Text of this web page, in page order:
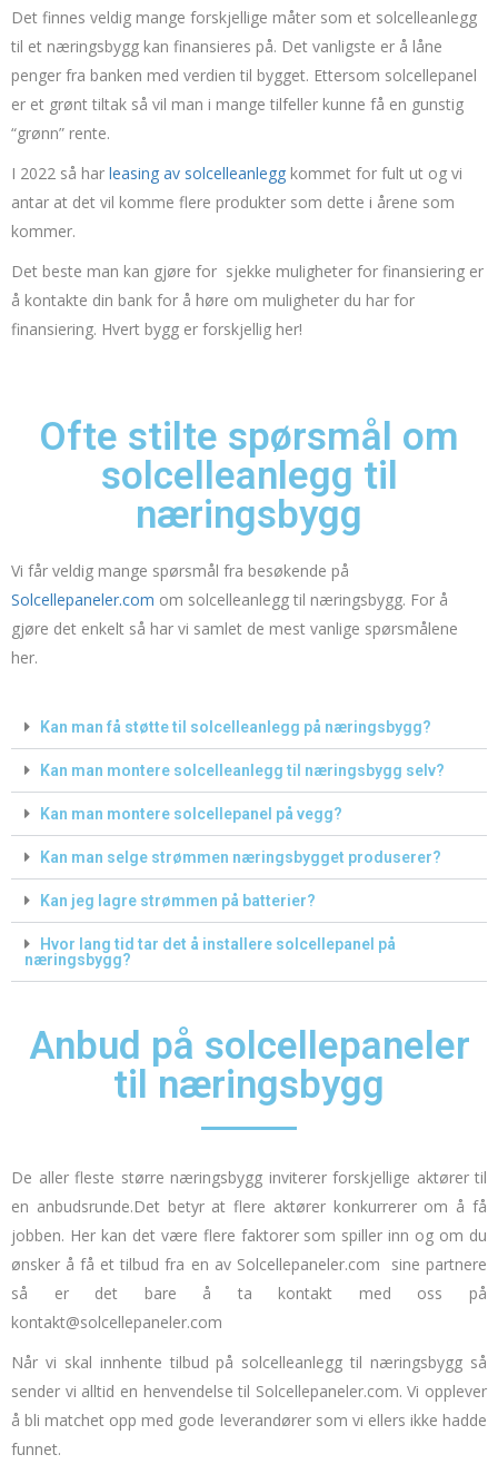
Det finnes veldig mange forskjellige måter som et solcelleanlegg
til et næringsbygg kan finansieres på. Det vanligste er å låne
penger fra banken med verdien til bygget. Ettersom solcellepanel
er et grønt tiltak så vil man i mange tilfeller kunne få en gunstig
“grønn” rente.
I 2022 så har leasing av solcelleanlegg kommet for fult ut og vi
antar at det vil komme flere produkter som dette i årene som
kommer.
Det beste man kan gjøre for sjekke muligheter for finansiering er
å kontakte din bank for å høre om muligheter du har for
finansiering. Hvert bygg er forskjellig her!
Ofte stilte spørsmål om
solcelleanlegg til
næringsbygg
Vi får veldig mange spørsmål fra besøkende på
Solcellepaneler.com om solcelleanlegg til næringsbygg. For å
gjøre det enkelt så har vi samlet de mest vanlige spørsmålene
her.
Kan man få støtte til solcelleanlegg på næringsbygg?
Kan man montere solcelleanlegg til næringsbygg selv?
Kan man montere solcellepanel på vegg?
Kan man selge strømmen næringsbygget produserer?
Kan jeg lagre strømmen på batterier?
Hvor lang tid tar det å installere solcellepanel på
næringsbygg?
Anbud på solcellepaneler
til næringsbygg
De aller fleste større næringsbygg inviterer forskjellige aktører til
en anbudsrunde.Det betyr at flere aktører konkurrerer om å få
jobben. Her kan det være flere faktorer som spiller inn og om du
ønsker å få et tilbud fra en av Solcellepaneler.com
sine partnere
så er det bare å ta kontakt med oss på
kontakt@solcellepaneler.com
Når vi skal innhente tilbud på solcelleanlegg til næringsbygg så
sender vi alltid en henvendelse til Solcellepaneler.com.Vi opplever
å bli matchet opp med gode leverandører som vi ellers ikke hadde
funnet.